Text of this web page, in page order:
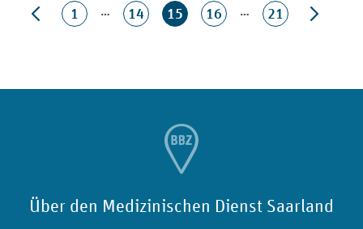
1 … 14 15 16 … 21
Über den Medizinischen Dienst Saarland